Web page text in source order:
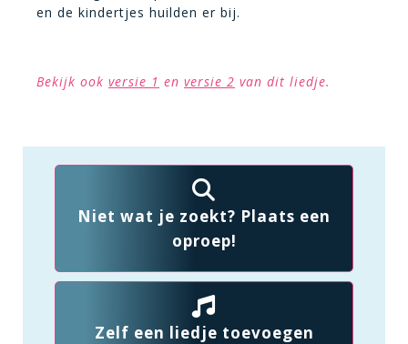
en de kindertjes huilden er bij.
Bekijk ook versie 1 en versie 2 van dit liedje.
Niet wat je zoekt? Plaats een
oproep!
Zelf een liedje toevoegen